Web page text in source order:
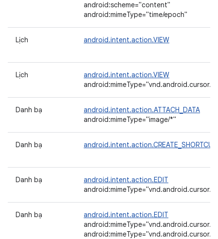
android:scheme="content"
android:mimeType="time/epoch"
Lịch android.intent.action.VIEW
Lịch
android.intent.action.VIEW
Danh bạ
android.intent.action.ATTACH_DATA
android:mimeType="image/*"
Danh bạ android.intent.action.CREATE_SHORTCUT
Danh bạ
android.intent.action.EDIT
Danh bạ
android.intent.action.EDIT